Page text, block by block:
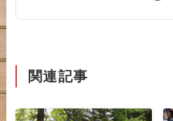
関連記事